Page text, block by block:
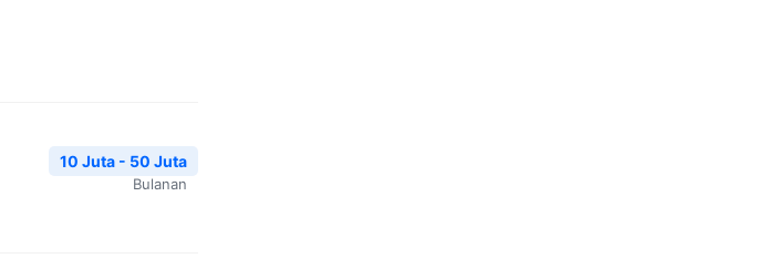
10 Juta - 50 Juta
Bulanan